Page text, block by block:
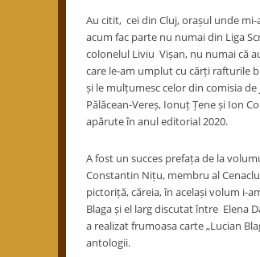
Au citit, cei din Cluj, orașul unde
acum fac parte nu numai din Liga
colonelul Liviu Vișan, nu numai că
care le-am umplut cu cărți rafturile
și le mulțumesc celor din comisia
Pălăcean-Vereș, Ionuț Țene și Ion
apărute în anul editorial 2020.
A fost un succes prefața de la
Constantin Nițu, membru al
pictoriță, căreia, în același volum i-
Blaga și el larg discutat între Elena
a realizat frumoasa carte „Lucian
antologii.